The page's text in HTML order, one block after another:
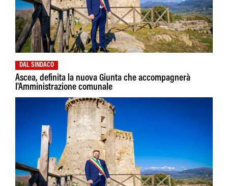
DAL SINDACO
Ascea, definita la nuova Giunta che accompagnerà
l'Amministrazione comunale